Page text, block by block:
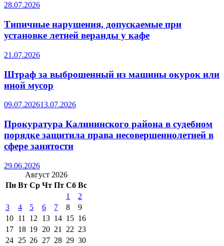
28.07.2026
Типичные нарушения, допускаемые при
установке летней веранды у кафе
21.07.2026
Штраф за выброшенный из машины окурок или
иной мусор
09.07.202613.07.2026
Прокуратура Калининского района в судебном
порядке защитила права несовершеннолетней в
сфере занятости
29.06.2026
Август 2026
Пн Вт Ср Чт Пт Сб Вс
1
2
3
4 5 6 7 8
9
10 11 12 13 14 15 16
17 18 19 20 21 22 23
24 25 26 27 28 29 30